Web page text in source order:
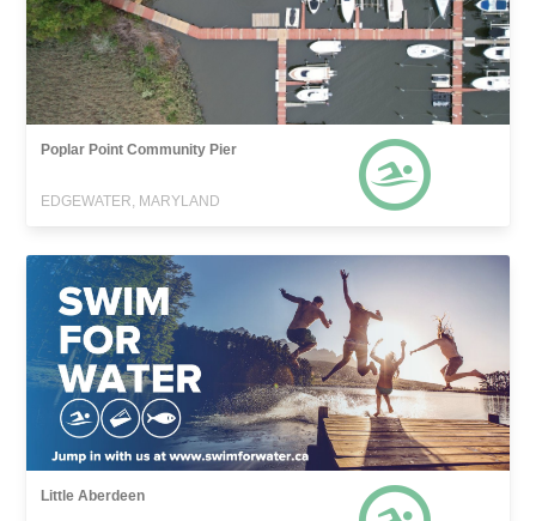
Poplar Point Community Pier
EDGEWATER, MARYLAND
Little Aberdeen